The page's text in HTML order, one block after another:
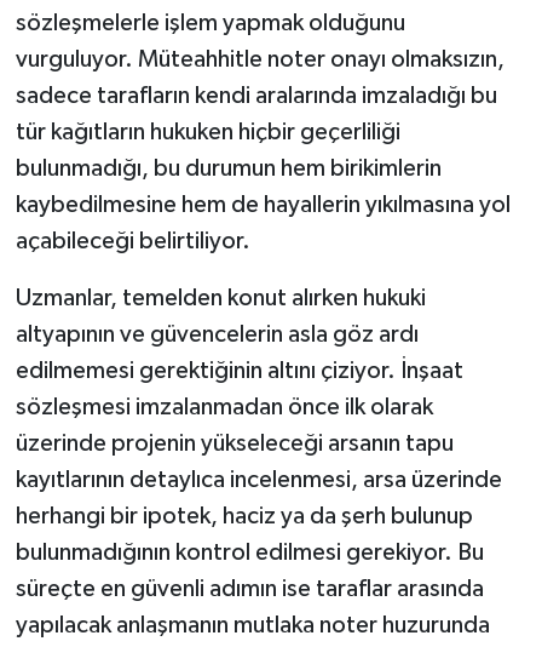
sözleşmelerle işlem yapmak olduğunu
vurguluyor. Müteahhitle noter onayı olmaksızın,
sadece tarafların kendi aralarında imzaladığı bu
tür kağıtların hukuken hiçbir geçerliliği
bulunmadığı, bu durumun hem birikimlerin
kaybedilmesine hem de hayallerin yıkılmasına yol
açabileceği belirtiliyor.
Uzmanlar, temelden konut alırken hukuki
altyapının ve güvencelerin asla göz ardı
edilmemesi gerektiğinin altını çiziyor. İnşaat
sözleşmesi imzalanmadan önce ilk olarak
üzerinde projenin yükseleceği arsanın tapu
kayıtlarının detaylıca incelenmesi, arsa üzerinde
herhangi bir ipotek, haciz ya da şerh bulunup
bulunmadığının kontrol edilmesi gerekiyor. Bu
süreçte en güvenli adımın ise taraflar arasında
yapılacak anlaşmanın mutlaka noter huzurunda